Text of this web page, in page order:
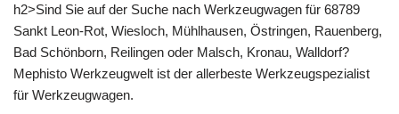
h2>Sind Sie auf der Suche nach Werkzeugwagen für 68789
Sankt Leon-Rot, Wiesloch, Mühlhausen, Östringen, Rauenberg,
Bad Schönborn, Reilingen oder Malsch, Kronau, Walldorf?
Mephisto Werkzeugwelt ist der allerbeste Werkzeugspezialist
für Werkzeugwagen.